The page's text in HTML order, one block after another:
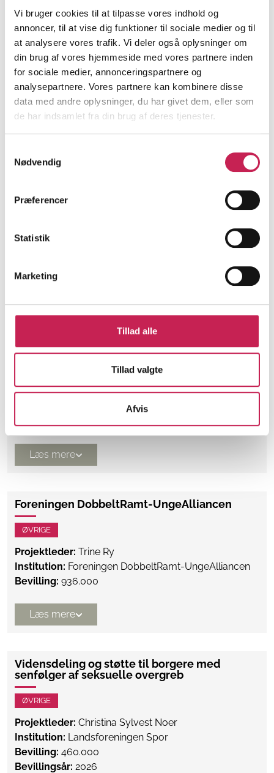
Vi bruger cookies til at tilpasse vores indhold og
annoncer, til at vise dig funktioner til sociale medier og til
at analysere vores trafik. Vi deler også oplysninger om
din brug af vores hjemmeside med vores partnere inden
for sociale medier, annonceringspartnere og
analysepartnere. Vores partnere kan kombinere disse
data med andre oplysninger, du har givet dem, eller som
de har indsamlet fra din brug af deres tjenester.
Nødvendig
Præferencer
Statistik
Marketing
Tillad alle
Tillad valgte
Afvis
College
Bevilling:
Bevillingsår:
Læs mere
Projektleder:
Bevilling:
Læs mere
ØVRIGE
Signe Havskjær Holm Pedersen
Institution:Colitis-Crohn Foreningen
Bevillingsår:
Læs mere
Foreningen DobbeltRamt-UngeAlliancen
ØVRIGE
Projektleder: Trine Ry
Institution: Foreningen DobbeltRamt-UngeAlliancen
Bevilling: 936.000
Læs mere
Vidensdeling og støtte til borgere med
senfølger af seksuelle overgreb
ØVRIGE
Projektleder: Christina Sylvest Noer
Institution: Landsforeningen Spor
Bevilling: 460.000
Bevillingsår: 2026